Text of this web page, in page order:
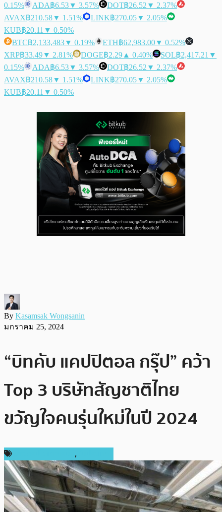
0.15%
ADA฿6.53▼ 3.57% DOT฿26.52 ▼ 2.37%
AVAX฿210.58▼ 1.51% LINK฿270.05▼ 2.05%
KUB฿20.11 ▼ 0.50%
BTC฿2,133,483▼ 0.19% ETH฿62,983.00▼ 0.52%
XRP฿33.49▼ 2.81% DOGE฿2.29 ▲ 0.40% SOL฿2,417.21 ▼
0.15%
ADA฿6.53▼ 3.57% DOT฿26.52 ▼ 2.37%
AVAX฿210.58▼ 1.51% LINK฿270.05▼ 2.05%
KUB฿20.11 ▼ 0.50%
By Kasamsak Wongsanin
มกราคม 25, 2024
“บิทคับ แคปปิตอล กรุ๊ป” คว้า
Top 3 บริษัทสัญชาติไทย
ขวัญใจคนรุ่นใหม่ในปี 2024
,